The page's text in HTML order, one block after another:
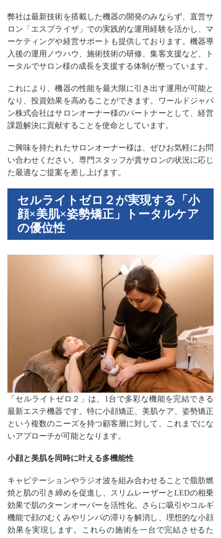
弊社は最新技術を搭載した機器の開発のみならず、直営サ
ロン「エスプライザ」での実践的な運用経験を活かし、マ
ーケティングや経営サポートも提供しております。機器導
入後の運用ノウハウ、施術技術の研修、集客支援など、ト
ータルでサロン様の成長を支援する体制が整っています。
これにより、機器の性能を最大限に引き出す運用が可能と
なり、投資効果を高めることができます。ワールドジャパ
ン株式会社はサロンオーナー様のパートナーとして、経営
課題解決に貢献することを使命としています。
ご興味を持たれたサロンオーナー様は、ぜひお気軽にお問
い合わせください。専門スタッフが貴サロンの状況に応じ
た最適なご提案を差し上げます。
セルライトゼロ２が実現する「小
顔×美肌×姿勢矯正」トータルケア
の優位性
「セルライトゼロ２」は、1台で多彩な機能を完結できる
最新エステ機器です。特に小顔矯正、美肌ケア、姿勢矯正
という複数のニーズを持つ顧客層に対して、これまでにな
いアプローチが可能となります。
小顔と美肌を同時に叶える多機能性
キャビテーションやラジオ波を組み合わせることで脂肪燃
焼と肌の引き締めを促進し、スリムレーザーとLEDの相乗
効果で肌のターンオーバーを活性化。さらに吸引やコルギ
機能で顔のむくみやリンパの滞りを解消し、理想的な小顔
効果を実現します。これらの施術を一台で完結させるた